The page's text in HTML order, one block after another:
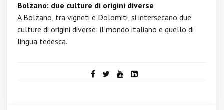
Bolzano: due culture di origini diverse
A Bolzano, tra vigneti e Dolomiti, si intersecano due
culture di origini diverse: il mondo italiano e quello di
lingua tedesca.